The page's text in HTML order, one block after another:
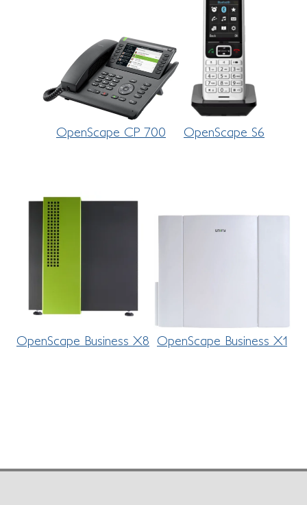
OpenScape CP 700 OpenScape S6
OpenScape Business X8 OpenScape Business X1